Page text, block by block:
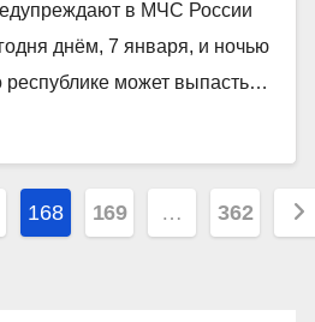
в МЧС России
днём, 7 января, и ночью
может выпасть…
168 169 … 362